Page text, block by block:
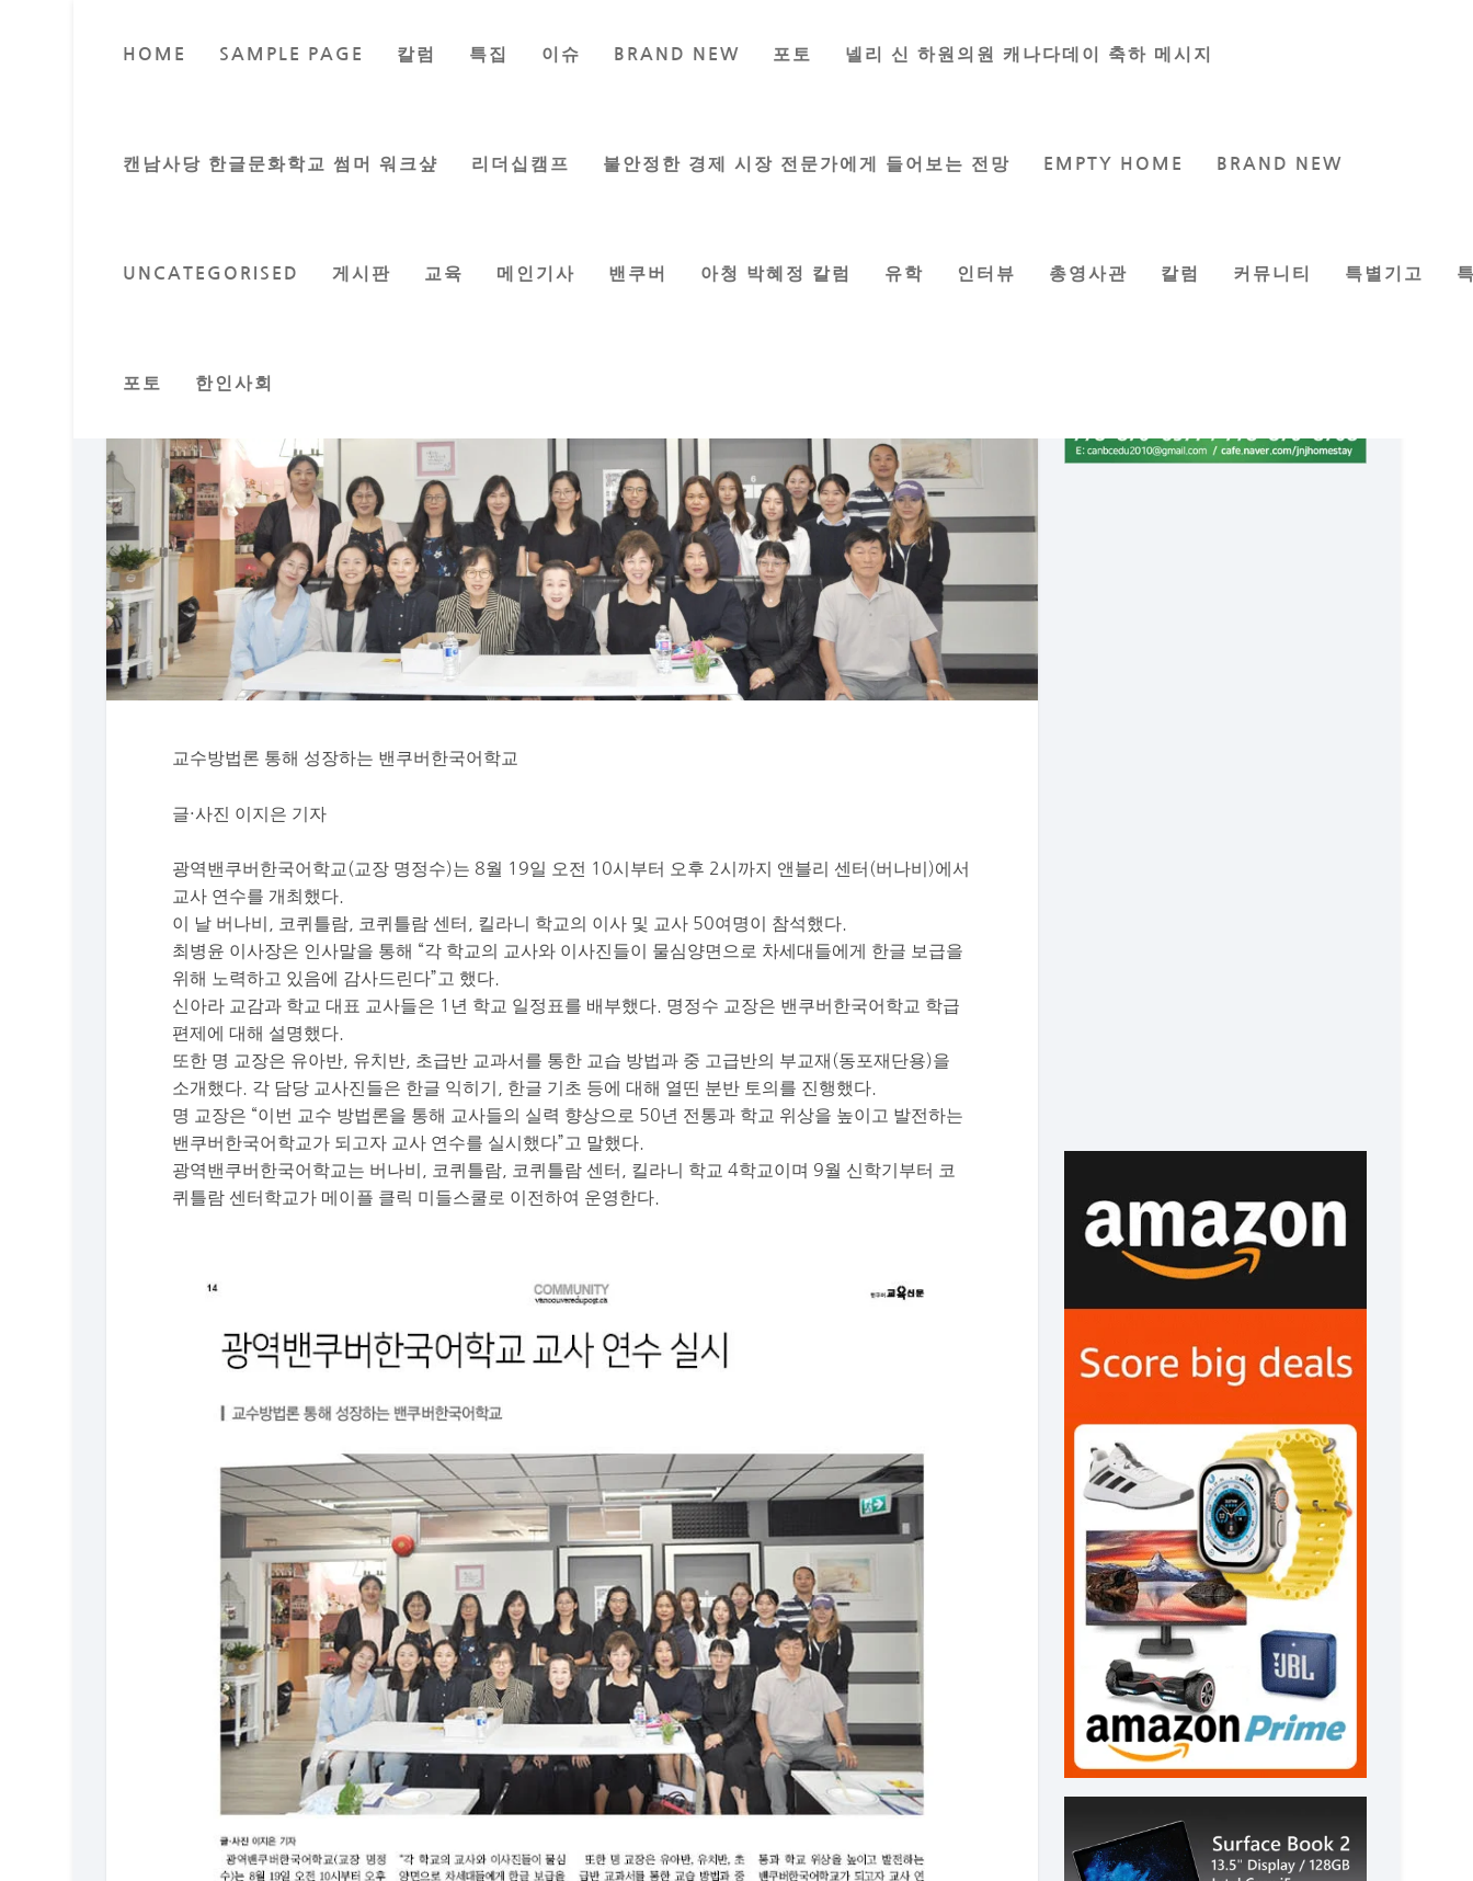
HOME SAMPLE PAGE 칼럼 특집 이슈 BRAND NEW 포토 넬리 신 하원의원 캐나다데이 축하 메시지
캔남사당 한글문화학교 썸머 워크샾 리더십캠프 불안정한 경제 시장 전문가에게 들어보는 전망 EMPTY HOME BRAND NEW
UNCATEGORISED 게시판 교육 메인기사 밴쿠버 아청 박혜정 칼럼 유학 인터뷰 총영사관 칼럼 커뮤니티 특별기고
포토 한인사회
Posted by이지은 기자 |Aug 24, 2023 |메인기사, 커뮤니티,한인사회
교수방법론 통해 성장하는 밴쿠버한국어학교
글·사진 이지은 기자
광역밴쿠버한국어학교(교장 명정수)는 8월 19일 오전 10시부터 오후 2시까지 앤블리 센터(버나비)에서
교사 연수를 개최했다.
이 날 버나비, 코퀴틀람, 코퀴틀람 센터, 킬라니 학교의 이사 및 교사 50여명이 참석했다.
최병윤 이사장은 인사말을 통해 “각 학교의 교사와 이사진들이 물심양면으로 차세대들에게 한글 보급을
위해 노력하고 있음에 감사드린다”고 했다.
신아라 교감과 학교 대표 교사들은 1년 학교 일정표를 배부했다. 명정수 교장은 밴쿠버한국어학교 학급
편제에 대해 설명했다.
또한 명 교장은 유아반, 유치반, 초급반 교과서를 통한 교습 방법과 중 고급반의 부교재(동포재단용)을
소개했다. 각 담당 교사진들은 한글 익히기, 한글 기초 등에 대해 열띤 분반 토의를 진행했다.
명 교장은 “이번 교수 방법론을 통해 교사들의 실력 향상으로 50년 전통과 학교 위상을 높이고 발전하는
밴쿠버한국어학교가 되고자 교사 연수를 실시했다”고 말했다.
광역밴쿠버한국어학교는 버나비, 코퀴틀람, 코퀴틀람 센터, 킬라니 학교 4학교이며 9월 신학기부터 코
퀴틀람 센터학교가 메이플 클릭 미들스쿨로 이전하여 운영한다.